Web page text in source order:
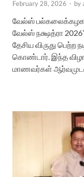
February 28, 2026 - by
வேல்ஸ்
வேல்ஸ் நக்ஷத்ரா
தேசிய விருது பெற்ற
கொண்டார். இந்த
மாணவர்கள்